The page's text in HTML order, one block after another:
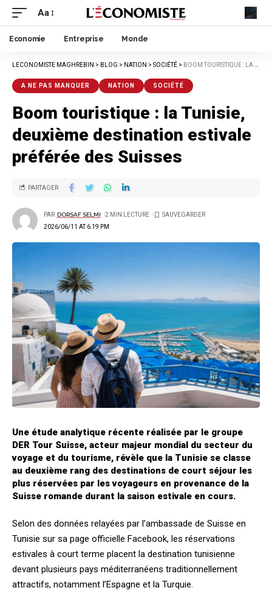
Aa
Economie Entreprise Monde
LECONOMISTE MAGHREBIN > BLOG > NATION > SOCIÉTÉ > BOOM TOURISTIQUE : LA TUNISIE, DEUXIÈME DESTINATION ESTIVALE PRÉFÉRÉE DES SUISSES
A NE PAS MANQUER NATION SOCIÉTÉ
Boom touristique : la Tunisie,
deuxième destination estivale
préférée des Suisses
2026/06/11 AT 6:19 PM
PAR DORSAF SELMI 2 MIN LECTURE
PARTAGER
Une étude analytique récente réalisée par le groupe
DER Tour Suisse, acteur majeur mondial du secteur du
voyage et du tourisme, révèle que la Tunisie se classe
au deuxième rang des destinations de court séjour les
plus réservées par les voyageurs en provenance de la
Suisse romande durant la saison estivale en cours.
Selon des données relayées par l’ambassade de Suisse en
Tunisie sur sa page officielle Facebook, les réservations
estivales à court terme placent la destination tunisienne
devant plusieurs pays méditerranéens traditionnellement
attractifs, notamment l’Espagne et la Turquie.